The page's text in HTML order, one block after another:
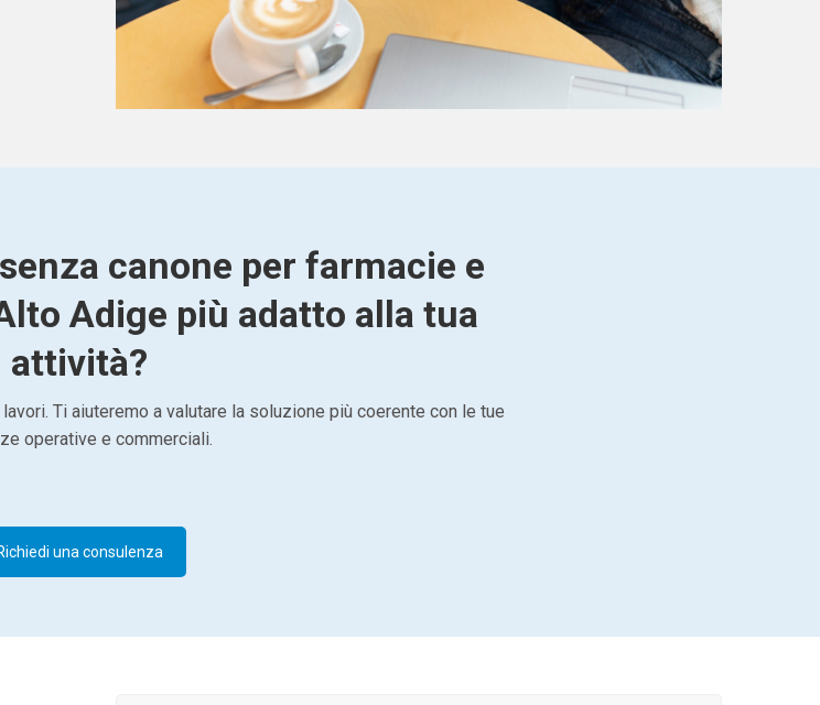
canone per farmacie e
Adige più adatto alla tua
attività?
Ti aiuteremo a valutare la soluzione più coerente con le tue
operative e commerciali.
una consulenza